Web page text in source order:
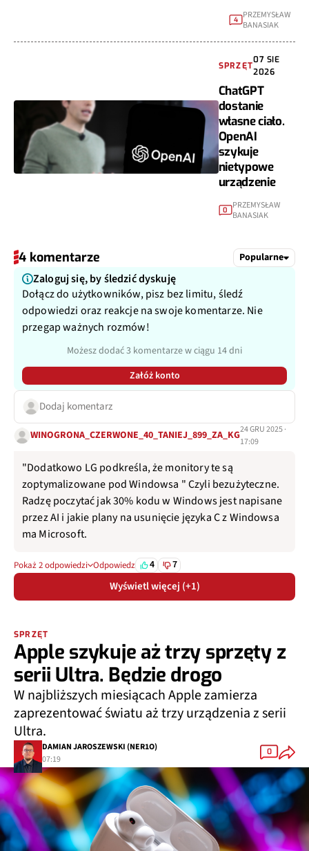
4 PRZEMYSŁAW
BANASIAK
SPRZĘT
07 SIE
2026
ChatGPT
dostanie
własne ciało.
OpenAI
szykuje
nietypowe
urządzenie
0 PRZEMYSŁAW
BANASIAK
4 komentarze Popularne
Zaloguj się, by śledzić dyskuję
Dołącz do użytkowników, pisz bez limitu, śledź
odpowiedzi oraz reakcje na swoje komentarze. Nie
przegap ważnych rozmów!
Możesz dodać 3 komentarze w ciągu 14 dni
Załóż konto
Dodaj komentarz
WINOGRONA_CZERWONE_40_TANIEJ_899_ZA_KG24 GRU 2025 ·
17:09
"Dodatkowo LG podkreśla, że monitory te są
zoptymalizowane pod Windowsa " Czyli bezużyteczne.
Radzę poczytać jak 30% kodu w Windows jest napisane
przez AI i jakie plany na usunięcie języka C z Windowsa
ma Microsoft.
Pokaż 2 odpowiedzi Odpowiedz 4 7
Wyświetl więcej (+1)
SPRZĘT
Apple szykuje aż trzy sprzęty z
serii Ultra. Będzie drogo
W najbliższych miesiącach Apple zamierza
zaprezentować światu aż trzy urządzenia z serii
Ultra.
DAMIAN JAROSZEWSKI (NER1O)
07:19
0